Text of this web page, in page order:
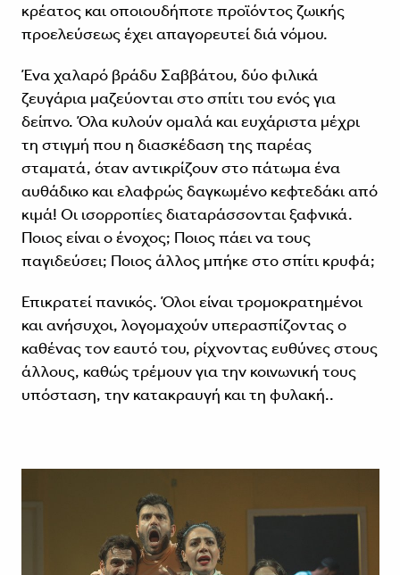
κρέατος και οποιουδήποτε προϊόντος ζωικής
προελεύσεως έχει απαγορευτεί διά νόμου.
Ένα χαλαρό βράδυ Σαββάτου, δύο φιλικά
ζευγάρια μαζεύονται στο σπίτι του ενός για
δείπνο. Όλα κυλούν ομαλά και ευχάριστα μέχρι
τη στιγμή που η διασκέδαση της παρέας
σταματά, όταν αντικρίζουν στο πάτωμα ένα
αυθάδικο και ελαφρώς δαγκωμένο κεφτεδάκι από
κιμά! Οι ισορροπίες διαταράσσονται ξαφνικά.
Ποιος είναι ο ένοχος; Ποιος πάει να τους
παγιδεύσει; Ποιος άλλος μπήκε στο σπίτι κρυφά;
Επικρατεί πανικός. Όλοι είναι τρομοκρατημένοι
και ανήσυχοι, λογομαχούν υπερασπίζοντας ο
καθένας τον εαυτό του, ρίχνοντας ευθύνες στους
άλλους, καθώς τρέμουν για την κοινωνική τους
υπόσταση, την κατακραυγή και τη φυλακή..